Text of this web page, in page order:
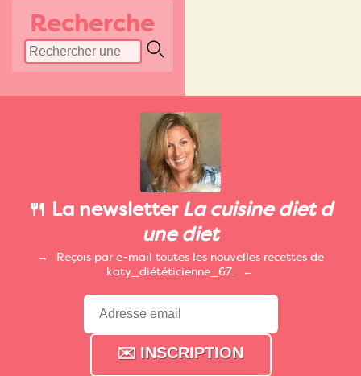
Recherche
🍴 La newsletterLa cuisine diet d
une diet
Reçois par e-mail toutes les nouvelles recettes de
katy_diététicienne_67.